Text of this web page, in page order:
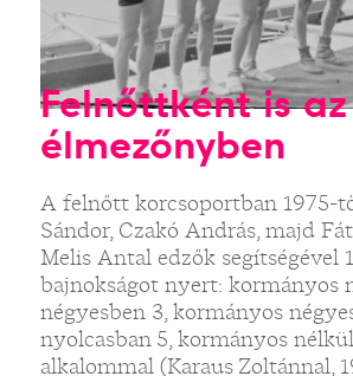
Felnőttként is az
élmezőnyben
A felnőtt korcsoportban 1975-
Sándor, Czakó András, majd
Melis Antal edzők segítségével
bajnokságot nyert: kormányos
négyesben 3, kormányos
nyolcasban 5, kormányos
alkalommal (Karaus Zoltánnal,